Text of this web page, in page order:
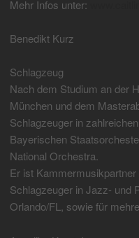
Mehr Infos unter:
Benedikt Kurz
Schlagzeug
Nach dem Studium an der
München und dem
Schlagzeuger in
Bayerischen
National Orchestra.
Er ist
Schlagzeuger in Jazz- und
Orlando/FL, sowie für